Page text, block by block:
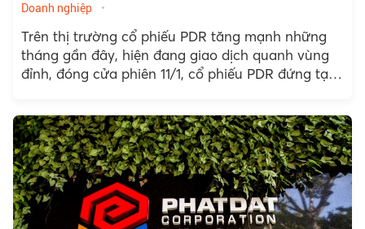
Doanh nghiệp
Trên thị trường cổ phiếu PDR tăng mạnh những
tháng gần đây, hiện đang giao dịch quanh vùng
đỉnh, đóng cửa phiên 11/1, cổ phiếu PDR đứng tại